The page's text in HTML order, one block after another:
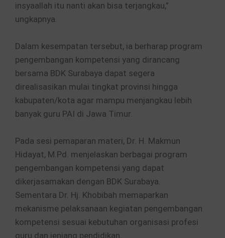
insyaallah itu nanti akan bisa terjangkau,”
ungkapnya.
Dalam kesempatan tersebut, ia berharap program
pengembangan kompetensi yang dirancang
bersama BDK Surabaya dapat segera
direalisasikan mulai tingkat provinsi hingga
kabupaten/kota agar mampu menjangkau lebih
banyak guru PAI di Jawa Timur.
Pada sesi pemaparan materi, Dr. H. Makmun
Hidayat, M.Pd. menjelaskan berbagai program
pengembangan kompetensi yang dapat
dikerjasamakan dengan BDK Surabaya.
Sementara Dr. Hj. Khobibah memaparkan
mekanisme pelaksanaan kegiatan pengembangan
kompetensi sesuai kebutuhan organisasi profesi
guru dan jenjang pendidikan.